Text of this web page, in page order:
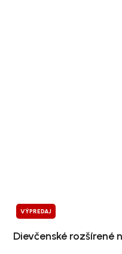
VÝPREDAJ
Dievčenské rozšírené